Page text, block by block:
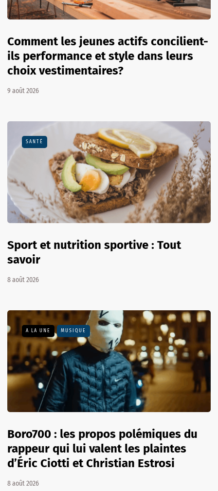
Comment les jeunes actifs concilient-
ils performance et style dans leurs
choix vestimentaires?
9 août 2026
SANTÉ
Sport et nutrition sportive : Tout
savoir
8 août 2026
A LA UNE MUSIQUE
Boro700 : les propos polémiques du
rappeur qui lui valent les plaintes
d’Éric Ciotti et Christian Estrosi
8 août 2026